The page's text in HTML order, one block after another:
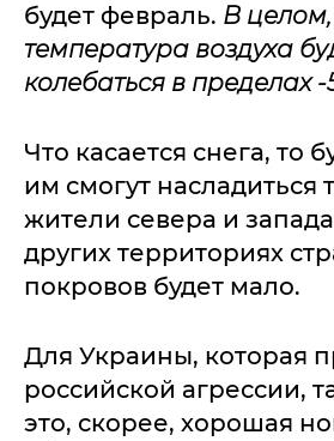
будет февраль. В
температура воздуха
колебаться в пределах
Что касается снега, то
им смогут насладиться
жители севера и
других территориях
покровов будет мало.
Для Украины, которая
российской агрессии,
это, скорее, хорошая